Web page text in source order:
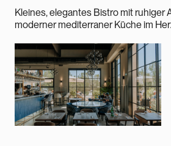
Kleines, elegantes Bistro mit ruhiger
moderner mediterraner Küche im